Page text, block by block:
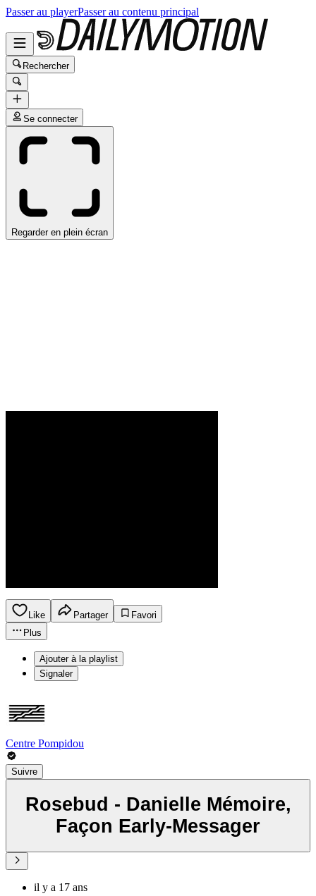
Passer au playerPasser au contenu principal
Rechercher
Se connecter
Regarder en plein écran
Like Partager
Favori
Plus
Ajouter à la playlist
Signaler
Centre Pompidou
Suivre
Rosebud - Danielle Mémoire,
Façon Early-Messager
il y a 17 ans